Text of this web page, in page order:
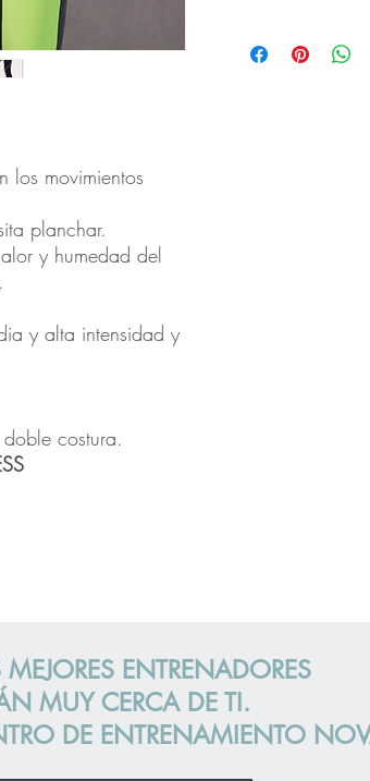
los movimientos
planchar.
y humedad del
y alta intensidad y
costura.
MEJORES ENTRENADORES
MUY CERCA DE TI.
DE ENTRENAMIENTO